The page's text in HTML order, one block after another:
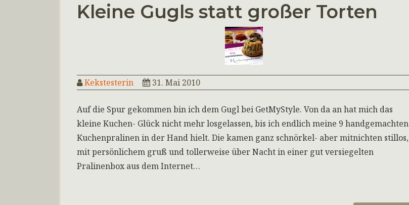
Kleine Gugls statt großer Torten
Kekstesterin 31. Mai 2010
Auf die Spur gekommen bin ich dem Gugl bei GetMyStyle. Von da an hat mich das
kleine Kuchen- Glück nicht mehr losgelassen, bis ich endlich meine 9 handgemachten
Kuchenpralinen in der Hand hielt. Die kamen ganz schnörkel- aber mitnichten stillos,
mit persönlichem gruß und tollerweise über Nacht in einer gut versiegelten
Pralinenbox aus dem Internet…